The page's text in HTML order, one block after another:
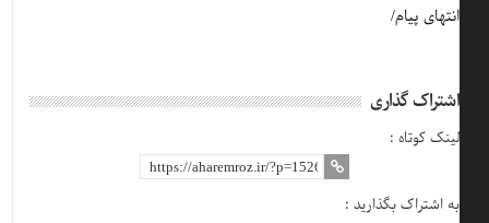
انتهای پیام/
اشتراک گذاری
لینک کوتاه :
به اشتراک بگذارید :